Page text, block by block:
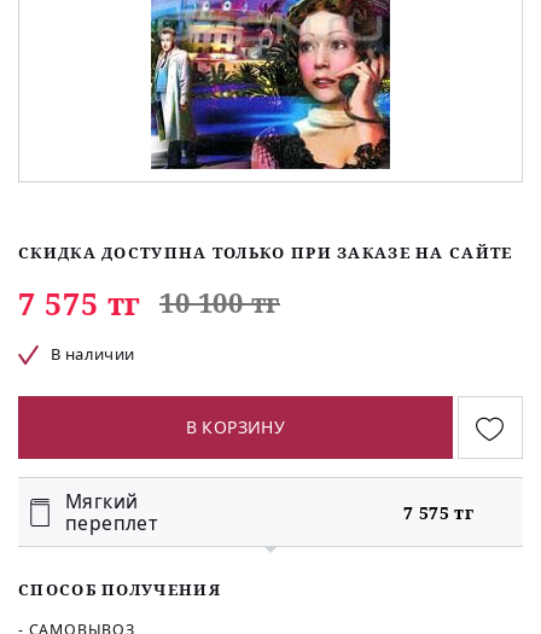
СКИДКА ДОСТУПНА ТОЛЬКО ПРИ ЗАКАЗЕ НА САЙТЕ
7 575 тг 10 100 тг
В наличии
В КОРЗИНУ
Мягкий
переплет
7 575 тг
СПОСОБ ПОЛУЧЕНИЯ